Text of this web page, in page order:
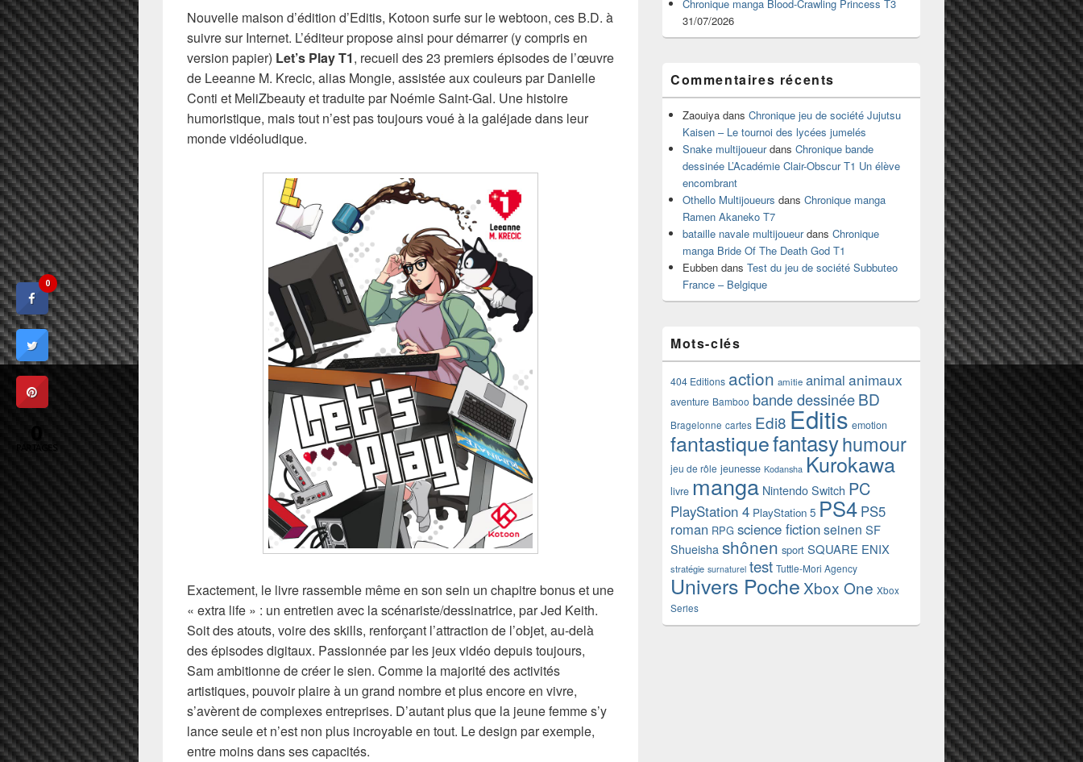
Nouvelle maison d’édition d’Editis, Kotoon surfe sur le webtoon, ces B.D. à
suivre sur Internet. L’éditeur propose ainsi pour démarrer (y compris en
version papier) Let’s Play T1, recueil des 23 premiers épisodes de l’œuvre
de Leeanne M. Krecic, alias Mongie, assistée aux couleurs par Danielle
Conti et MeliZbeauty et traduite par Noémie Saint-Gal. Une histoire
humoristique, mais tout n’est pas toujours voué à la galéjade dans leur
monde vidéoludique.
Exactement, le livre rassemble même en son sein un chapitre bonus et une
« extra life » : un entretien avec la scénariste/dessinatrice, par Jed Keith.
Soit des atouts, voire des skills, renforçant l’attraction de l’objet, au-delà
des épisodes digitaux. Passionnée par les jeux vidéo depuis toujours,
Sam ambitionne de créer le sien. Comme la majorité des activités
artistiques, pouvoir plaire à un grand nombre et plus encore en vivre,
s’avèrent de complexes entreprises. D’autant plus que la jeune femme s’y
lance seule et n’est non plus incroyable en tout. Le design par exemple,
entre moins dans ses capacités.
Chronique manga Blood-Crawling Princess T3
31/07/2026
Commentaires récents
Zaouiya dans Chronique jeu de société Jujutsu
Kaisen – Le tournoi des lycées jumelés
Snake multijoueurdans Chronique bande
dessinée L’Académie Clair-Obscur T1 Un élève
encombrant
Othello Multijoueurs dans Chronique manga
Ramen Akaneko T7
bataille navale multijoueurdans Chronique
manga Bride Of The Death God T1
Eubben dans Test du jeu de société Subbuteo
France – Belgique
Mots-clés
404 Editions action amitie animal animaux
aventure Bamboo bande dessinéeBD
Bragelonne cartes Edi8 Editis emotion
fantastiquefantasyhumour
jeu de rôle jeunesse Kodansha Kurokawa
livre manga Nintendo Switch PC
PlayStation 4 PlayStation 5 PS4 PS5
roman RPG science fictionseinen SF
Shueisha shônen sport SQUARE ENIX
stratégie surnaturel test Tuttle-Mori Agency
Univers Poche Xbox One Xbox
Series
0
0
PARTAGES